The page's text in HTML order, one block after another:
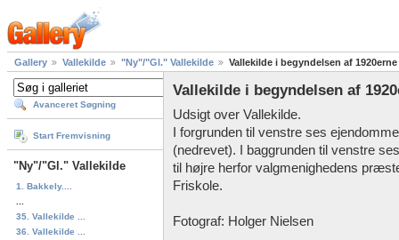
Gallery Vallekilde "Ny"/"Gl." Vallekilde Vallekilde i begyndelsen af 1920erne
Avanceret Søgning
Start Fremvisning
"Ny"/"Gl." Vallekilde
1. Bakkely....
35. Vallekilde ...
36. Vallekilde ...
Vallekilde i begyndelsen af
Udsigt over Vallekilde.
I forgrunden til venstre ses
(nedrevet). I baggrunden til venstre
til højre herfor valgmenighedens
Friskole.
Fotograf: Holger Nielsen